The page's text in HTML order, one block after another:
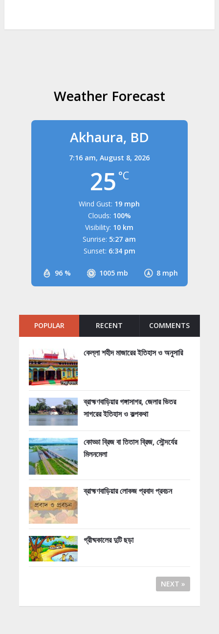
Weather Forecast
Akhaura, BD
7:16 am,August 8, 2026
25 °C
96 % 1005 mb 8 mph
Wind Gust: 19 mph
Clouds: 100%
Visibility: 10 km
Sunrise: 5:27 am
Sunset: 6:34 pm
POPULAR RECENT COMMENTS
কেল্লা শহীদ মাজারের ইতিহাস ও অনুসারি
ব্রাহ্মণবাড়িয়ার গঙ্গাসাগর, জেলার ভিতর
সাগরের ইতিহাস ও কল্পকথা
কোড্ডা ব্রিজ বা তিতাস ব্রিজ, সৌন্দর্যের
মিলনমেলা
ব্রাহ্মণবাড়িয়ার লোকজ প্রবাদ প্রবচন
গ্রীষ্মকালের দুটি ছড়া
NEXT »